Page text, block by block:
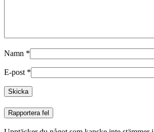
Namn *
E-post *
Rapportera fel